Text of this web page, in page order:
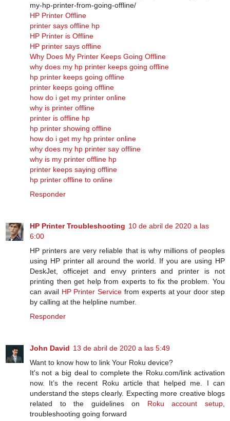
my-hp-printer-from-going-offline/
HP Printer Offline
printer says offline hp
HP Printer is Offline
HP printer says offline
Why Does My Printer Keeps Going Offline
why does my hp printer keeps going offline
hp printer keeps going offline
printer keeps going offline
how do i get my printer online
why is printer offline
printer is offline hp
hp printer showing offline
how do i get my hp printer online
why does my hp printer say offline
why is my printer offline hp
printer keeps saying offline
hp printer offline to online
Responder
HP Printer Troubleshooting 10 de abril de 2020 a las
6:00
HP printers are very reliable that is why millions of peoples
using HP printer all around the world. If you are using HP
DeskJet, officejet and envy printers and printer is not
printing then get help from experts to fix the problem. You
can avail HP Printer Service from experts at your door step
by calling at the helpline number.
Responder
John David 13 de abril de 2020 a las 5:49
Want to know how to link Your Roku device?
It's not a big deal to complete the Roku.com/link activation
now. It’s the recent Roku article that helped me. I can
understand the steps clearly. Expecting more creative blogs
related to the guidelines on Roku account setup,
troubleshooting going forward